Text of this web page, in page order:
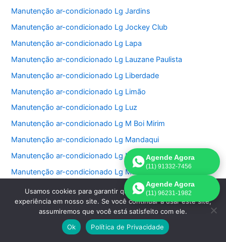
Manutenção ar-condicionado Lg Jardins
Manutenção ar-condicionado Lg Jockey Club
Manutenção ar-condicionado Lg Lapa
Manutenção ar-condicionado Lg Lauzane Paulista
Manutenção ar-condicionado Lg Liberdade
Manutenção ar-condicionado Lg Limão
Manutenção ar-condicionado Lg Luz
Manutenção ar-condicionado Lg M Boi Mirim
Manutenção ar-condicionado Lg Mandaqui
Manutenção ar-condicionado Lg Moema
Manutenção ar-condicionado Lg Mooca
Manutenção ar-condicionado Lg Morumbi
Manutenção ar-condicionado Lg Pacaembu
Manutenção ar-condicionado Lg Paineiras do Morumbi
Manutenção ar-condicionado Lg Vila Sônia
Agende Agora
(11) 91332-7456
Agende Agora
(11) 96231-1982
Usamos cookies para garantir que oferecemos a melhor
experiência em nosso site. Se você continuar a usar este site,
assumiremos que você está satisfeito com ele.
Ok
Política de Privacidade